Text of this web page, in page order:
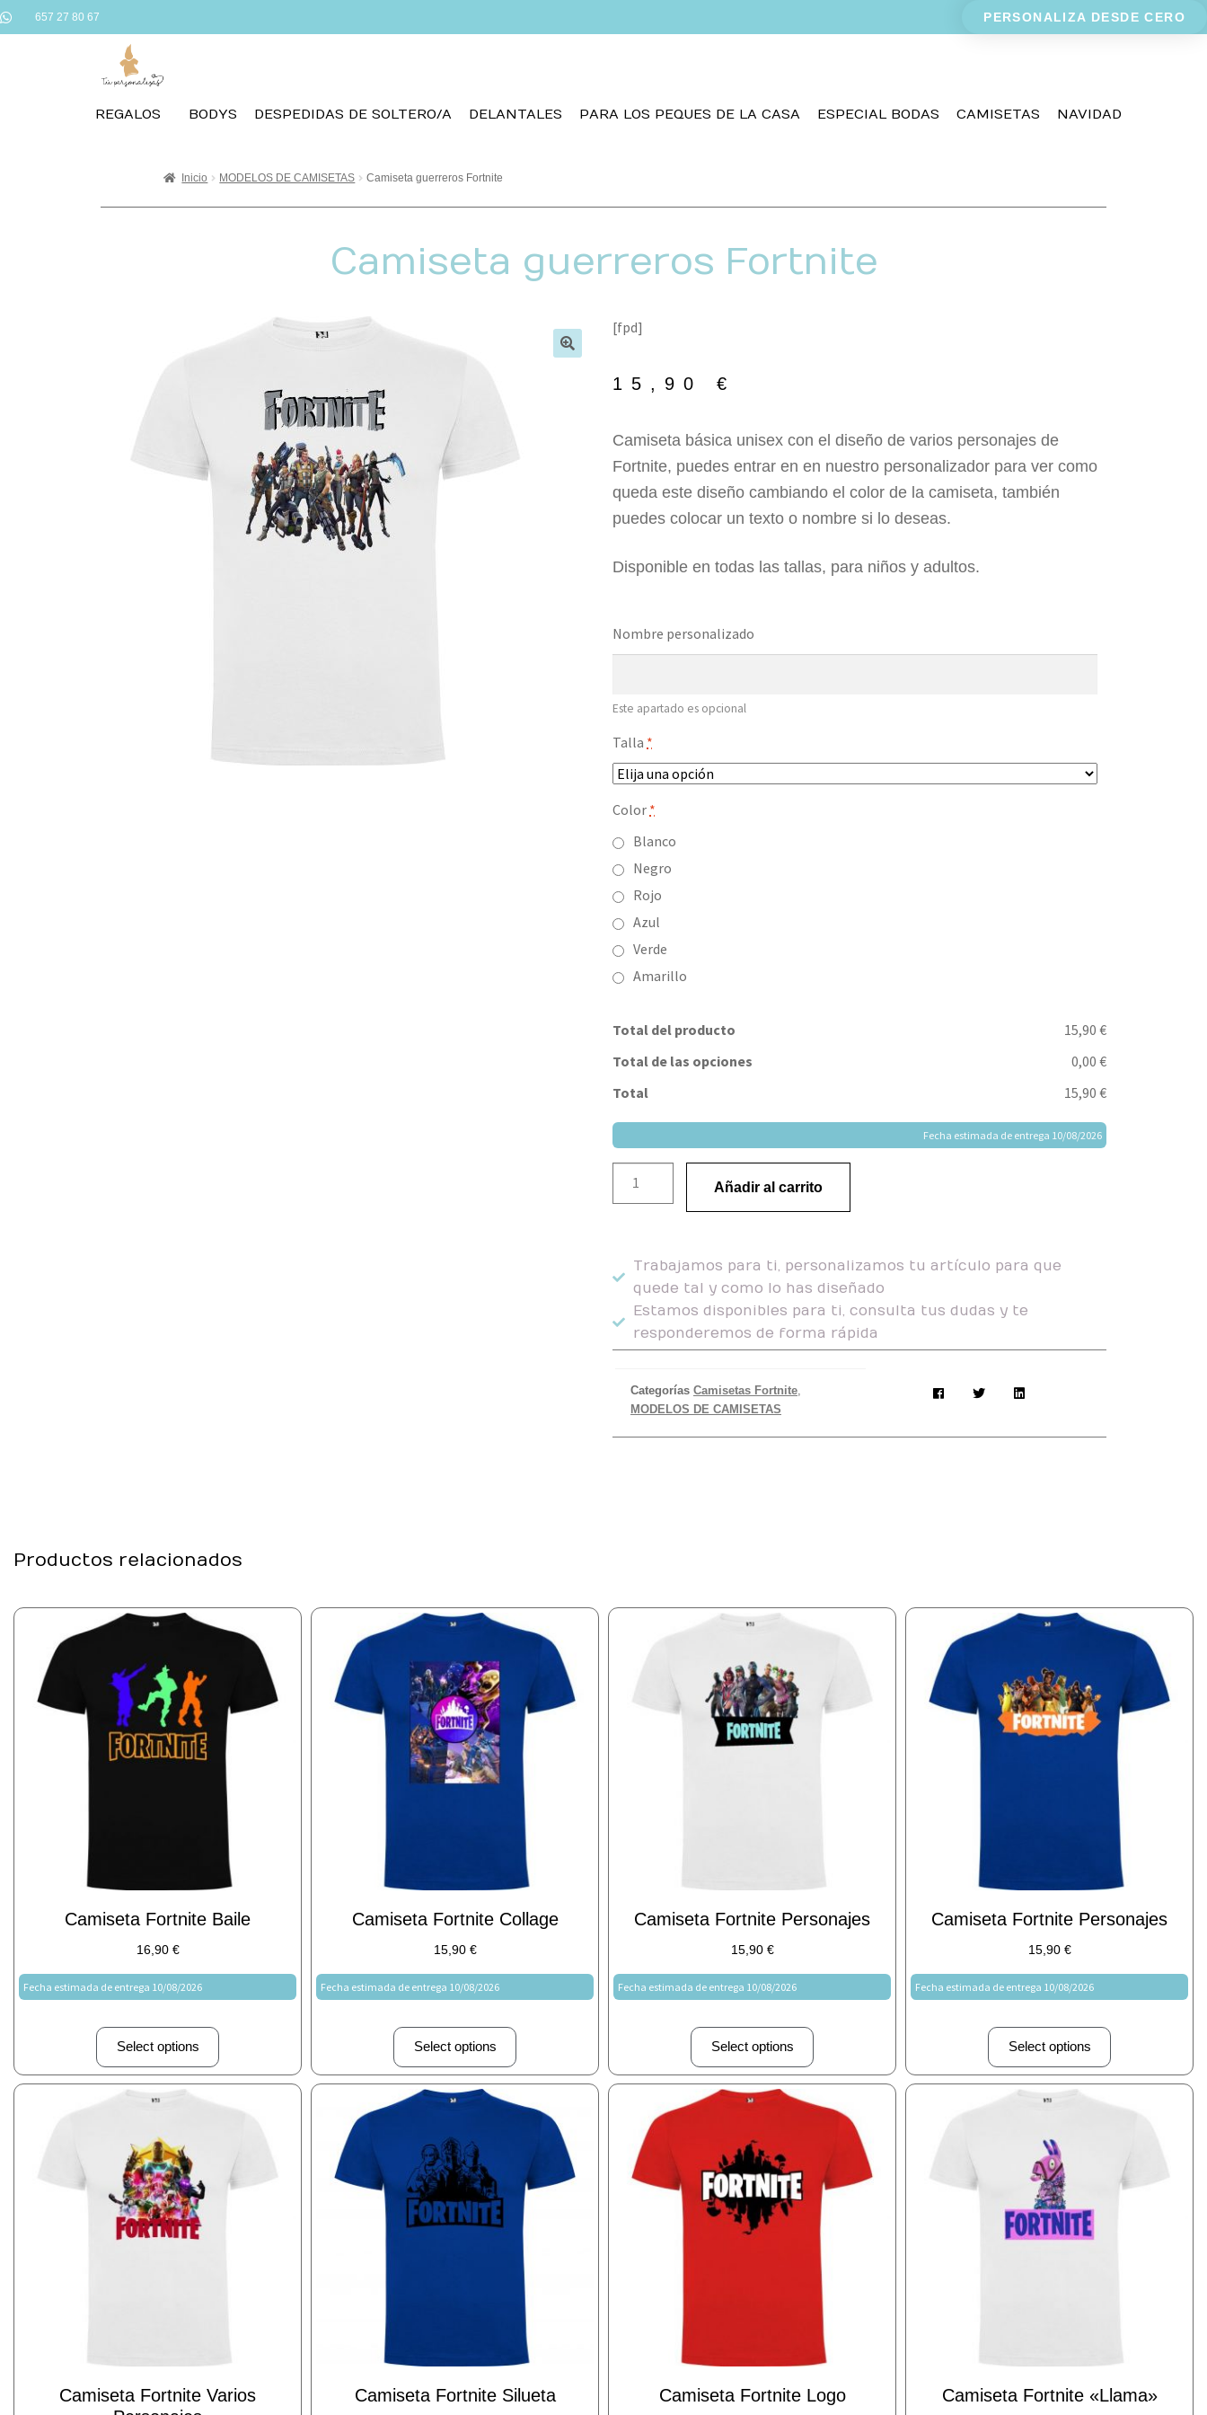
657 27 80 67 PERSONALIZA DESDE CERO
REGALOS BODYS DESPEDIDAS DE SOLTERO/A DELANTALES PARA LOS PEQUES DE LA CASA ESPECIAL BODAS CAMISETAS NAVIDAD
Inicio MODELOS DE CAMISETAS Camiseta guerreros Fortnite
Camiseta guerreros Fortnite
[fpd]
15,90 €
Camiseta básica unisex con el diseño de varios personajes de
Fortnite, puedes entrar en en nuestro personalizador para ver como
queda este diseño cambiando el color de la camiseta, también
puedes colocar un texto o nombre si lo deseas.
Disponible en todas las tallas, para niños y adultos.
Nombre personalizado
Este apartado es opcional
Talla *
Color *
Blanco
Negro
Rojo
Azul
Verde
Amarillo
Total del producto
15,90 €
Total de las opciones
0,00 €
Total
15,90 €
Fecha estimada de entrega 10/08/2026
Añadir al carrito
Trabajamos para ti, personalizamos tu artículo para que
quede tal y como lo has diseñado
Estamos disponibles para ti, consulta tus dudas y te
responderemos de forma rápida
Categorías Camisetas Fortnite,
MODELOS DE CAMISETAS
Productos relacionados
Camiseta Fortnite Baile
16,90 €
Fecha estimada de entrega 10/08/2026
Select options
Camiseta Fortnite Collage
15,90 €
Fecha estimada de entrega 10/08/2026
Select options
Camiseta Fortnite Personajes
15,90 €
Fecha estimada de entrega 10/08/2026
Select options
Camiseta Fortnite Personajes
15,90 €
Fecha estimada de entrega 10/08/2026
Select options
Camiseta Fortnite Varios
Camiseta Fortnite Silueta Camiseta Fortnite Logo Camiseta Fortnite «llama»